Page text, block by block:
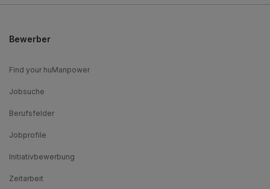
Bewerber
Find your huManpower
Jobsuche
Berufsfelder
Jobprofile
Initiativbewerbung
Zeitarbeit